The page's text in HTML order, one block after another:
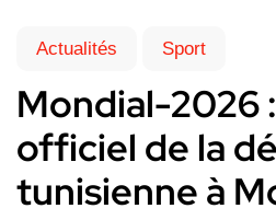
Actualités Sport
Mondial-2026
officiel de la
tunisienne à